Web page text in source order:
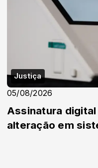
Justiça
05/08/2026
Assinatura
alteração em